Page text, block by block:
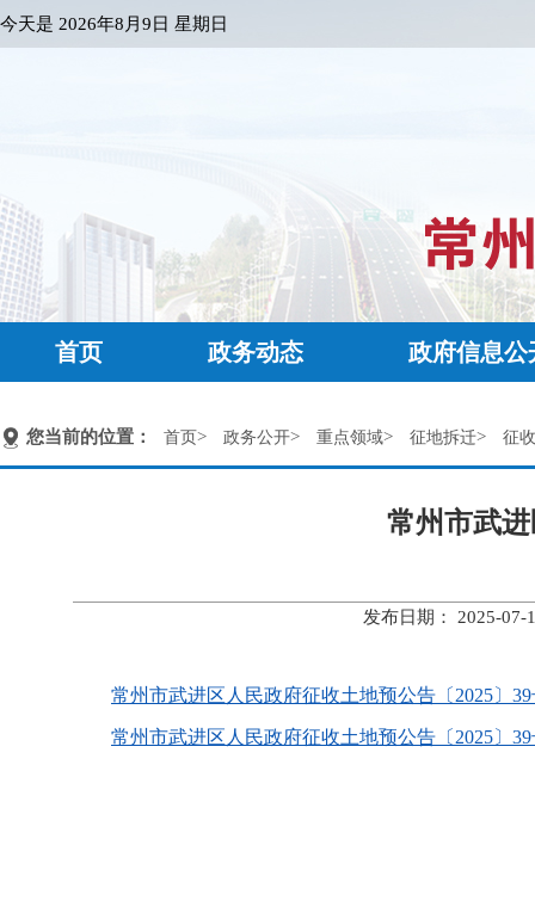
今天是 2026年8月9日 星期日
首页 政务动态 政府信息公
您当前的位置： 首页> 政务公开> 重点领域> 征地拆迁> 征
常州市武
发布日期： 2025-
常州市武进区人民政府征收土地预公告〔2025〕39
常州市武进区人民政府征收土地预公告〔2025〕